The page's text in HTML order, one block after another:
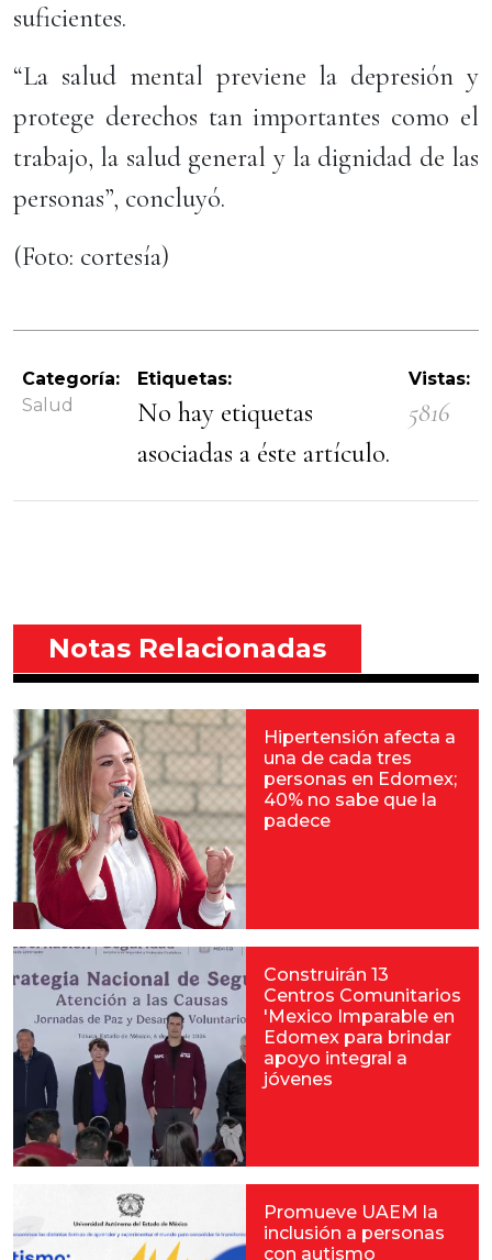
suficientes.
“La salud mental previene la depresión y
protege derechos tan importantes como el
trabajo, la salud general y la dignidad de las
personas”, concluyó.
(Foto: cortesía)
Categoría:
Salud
Etiquetas:
No hay etiquetas
asociadas a éste artículo.
Vistas:
5816
Notas Relacionadas
Hipertensión afecta a
una de cada tres
personas en Edomex;
40% no sabe que la
padece
Construirán 13
Centros Comunitarios
'Mexico Imparable en
Edomex para brindar
apoyo integral a
jóvenes
Promueve UAEM la
inclusión a personas
con autismo